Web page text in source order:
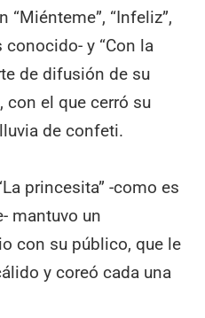
“Infeliz”,
conocido- y “Con la
de difusión de su
el que cerró su
de confeti.
princesita” -como es
mantuvo un
con su público, que le
y coreó cada una